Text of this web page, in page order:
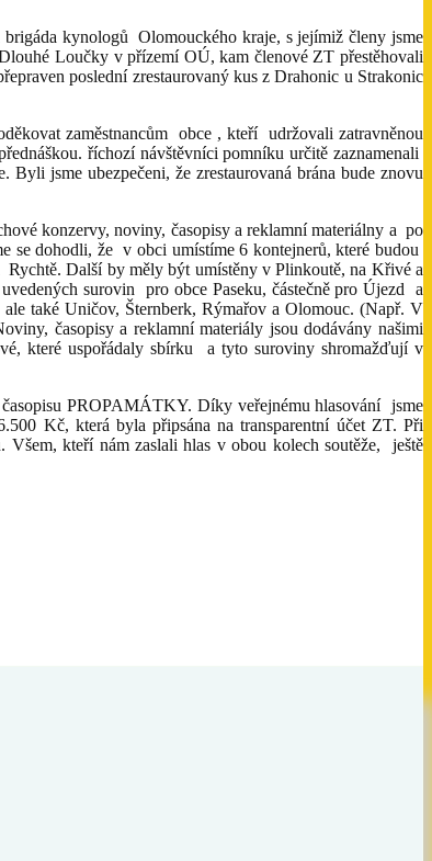
kynologů Olomouckého kraje, s jejímiž členy jsme
Loučky v přízemí OÚ, kam členové ZT přestěhovali
poslední zrestaurovaný kus z Drahonic u Strakonic
zaměstnancům obce , kteří udržovali zatravněnou
říchozí návštěvníci pomníku určitě zaznamenali
jsme ubezpečeni, že zrestaurovaná brána bude znovu
konzervy, noviny, časopisy a reklamní materiálny a po
se dohodli, že v obci umístíme 6 kontejnerů, které budou
Další by měly být umístěny v Plinkoutě, na Křivé a
surovin pro obce Paseku, částečně pro Újezd a
také Uničov, Šternberk, Rýmařov a Olomouc. (Např. V
časopisy a reklamní materiály jsou dodávány našimi
které uspořádaly sbírku a tyto suroviny shromažďují v
PROPAMÁTKY. Díky veřejnému hlasování jsme
Kč, která byla připsána na transparentní účet ZT. Při
Všem, kteří nám zaslali hlas v obou kolech soutěže, ještě